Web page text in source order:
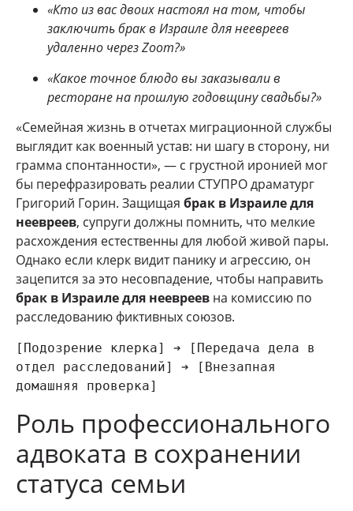
«Кто из вас двоих настоял на том, чтобы
заключить брак в Израиле для неевреев
удаленно через Zoom?»
«Какое точное блюдо вы заказывали в
ресторане на прошлую годовщину свадьбы?»
«Семейная жизнь в отчетах миграционной службы
выглядит как военный устав: ни шагу в сторону, ни
грамма спонтанности», — с грустной иронией мог
бы перефразировать реалии СТУПРО драматург
Григорий Горин. Защищая брак в Израиле для
неевреев, супруги должны помнить, что мелкие
расхождения естественны для любой живой пары.
Однако если клерк видит панику и агрессию, он
зацепится за это несовпадение, чтобы направить
брак в Израиле для неевреев на комиссию по
расследованию фиктивных союзов.
[Подозрение клерка] ➔ [Передача дела в
отдел расследований] ➔ [Внезапная
Роль профессионального
адвоката в сохранении
статуса семьи